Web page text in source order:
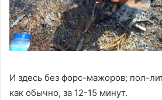
И здесь без форс-мажоров; пол-
как обычно, за 12-15 минут.